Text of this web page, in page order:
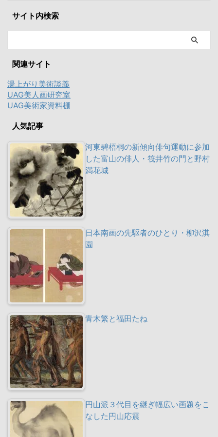
サイト内検索
関連サイト
湯上がり美術談義
UAG美人画研究室
UAG美術家資料棚
人気記事
河東碧梧桐の新傾向俳句運動に参加
した富山の俳人・筏井竹の門と野村
満花城
日本南画の先駆者のひとり・柳沢淇
園
青木繁と福田たね
円山派３代目を継ぎ幅広い画題をこ
なした円山応震